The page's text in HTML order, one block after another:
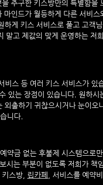
추구한 키스방만의 특별함을
인드가 월등하게 다른 서비스
게 키스 서비스로 풀고 고객님
고 제값의 맞게 운영하는 저
비스 등 여러 키스 서비스가 있
있는 장점이 있습니다. 원하시
출하기 귀찮으시거나 눈이오
니다.
약금 없는 후불제 시스템으로
시는 부분이 없도록 저희가 책
스방, 립카페
, 서비스를 예약